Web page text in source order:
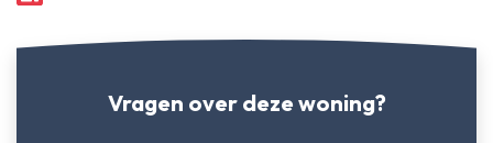
Vragen over deze woning?